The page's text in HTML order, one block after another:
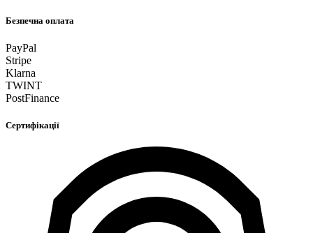
Безпечна оплата
PayPal
Stripe
Klarna
TWINT
PostFinance
Сертифікації